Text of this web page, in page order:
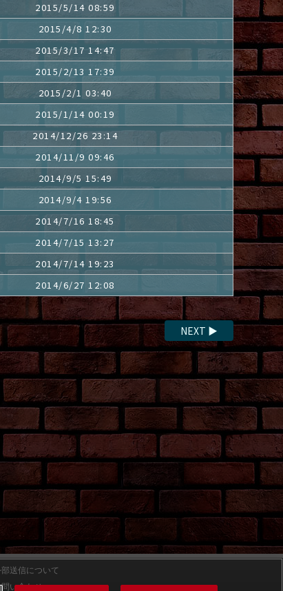
2015/5/14 08:59
2015/4/8 12:30
2015/3/17 14:47
2015/2/13 17:39
2015/2/1 03:40
2015/1/14 00:19
2014/12/26 23:14
2014/11/9 09:46
2014/9/5 15:49
2014/9/4 19:56
2014/7/16 18:45
2014/7/15 13:27
2014/7/14 19:23
2014/6/27 12:08
NEXT ▶
送信について
い合わせ